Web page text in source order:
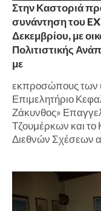
Στην Καστοριά
συνάντηση του
Δεκεμβρίου, με
Πολιτιστικής
με
εκπροσώπους των
Επιμελητήριο
Ζάκυνθος»
Τζουμέρκων και το
Διεθνών Σχέσεων